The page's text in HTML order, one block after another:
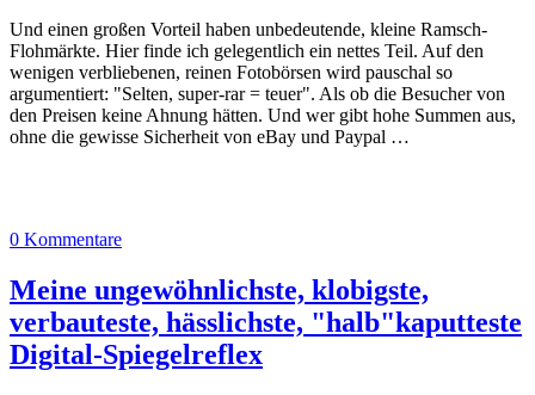
Und einen großen Vorteil haben unbedeutende, kleine Ramsch-
Flohmärkte. Hier finde ich gelegentlich ein nettes Teil. Auf den
wenigen verbliebenen, reinen Fotobörsen wird pauschal so
argumentiert: "Selten, super-rar = teuer". Als ob die Besucher von
den Preisen keine Ahnung hätten. Und wer gibt hohe Summen aus,
ohne die gewisse Sicherheit von eBay und Paypal …
0 Kommentare
Meine ungewöhnlichste, klobigste,
verbauteste, hässlichste, "halb"kaputteste
Digital-Spiegelreflex